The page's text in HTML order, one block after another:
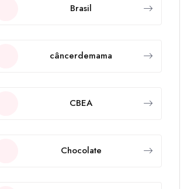
Brasil
câncerdemama
CBEA
Chocolate